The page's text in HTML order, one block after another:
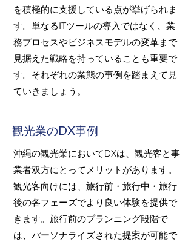
を積極的に支援している点が挙げられま
す。単なるITツールの導入ではなく、業
務プロセスやビジネスモデルの変革まで
見据えた戦略を持っていることも重要で
す。それぞれの業態の事例を踏まえて見
ていきましょう。
観光業のDX事例
沖縄の観光業においてDXは、観光客と事
業者双方にとってメリットがあります。
観光客向けには、旅行前・旅行中・旅行
後の各フェーズでより良い体験を提供で
きます。旅行前のプランニング段階で
は、パーソナライズされた提案が可能で